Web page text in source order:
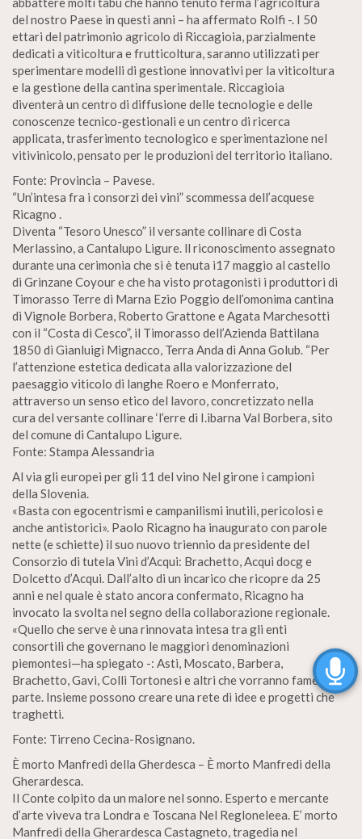
del nostro Paese in questi anni – ha affermato Rolfi -. I 50
ettari del patrimonio agricolo di Riccagioia, parzialmente
dedicati a viticoltura e frutticoltura, saranno utilizzati per
sperimentare modelli di gestione innovativi per la viticoltura
e la gestione della cantina sperimentale. Riccagioia
diventerà un centro di diffusione delle tecnologie e delle
conoscenze tecnico-gestionali e un centro di ricerca
applicata, trasferimento tecnologico e sperimentazione nel
vitivinicolo, pensato per le produzioni del territorio italiano.
Fonte: Provincia – Pavese.
“Un’intesa fra i consorzi dei vini” scommessa dell’acquese
Ricagno .
Diventa “Tesoro Unesco” il versante collinare di Costa
Merlassino, a Cantalupo Ligure. ll riconoscimento assegnato
durante una cerimonia che si è tenuta i17 maggio al castello
di Grinzane Coyour e che ha visto protagonisti i produttori di
Timorasso Terre di Marna Ezio Poggio dell’omonima cantina
di Vignole Borbera, Roberto Grattone e Agata Marchesotti
con il “Costa di Cesco”, il Timorasso dell’Azienda Battilana
1850 di Gianluigi Mignacco, Terra Anda di Anna Golub. “Per
l’attenzione estetica dedicata alla valorizzazione del
paesaggio viticolo di langhe Roero e Monferrato,
attraverso un senso etico del lavoro, concretizzato nella
cura del versante collinare ‘l’erre di I.ibarna Val Borbera, sito
del comune di Cantalupo Ligure.
Fonte: Stampa Alessandria
Al via gli europei per gli 11 del vino Nel girone i campioni
della Slovenia.
«Basta con egocentrismi e campanilismi inutili, pericolosi e
anche antistorici». Paolo Ricagno ha inaugurato con parole
nette (e schiette) il suo nuovo triennio da presidente del
Consorzio di tutela Vini d’Acqui: Brachetto, Acqui docg e
Dolcetto d’Acqui. Dall’alto di un incarico che ricopre da 25
anni e nel quale è stato ancora confermato, Ricagno ha
invocato la svolta nel segno della collaborazione regionale.
«Quello che serve è una rinnovata intesa tra gli enti
consortili che governano le maggiori denominazioni
piemontesi—ha spiegato -: Asti, Moscato, Barbera,
Brachetto, Gavi, Colli Tortonesi e altri che vorranno fame
parte. Insieme possono creare una rete di idee e progetti che
traghetti.
Fonte: Tirreno Cecina-Rosignano.
È morto Manfredi della Gherdesca – È morto Manfredi della
Gherardesca.
Il Conte colpito da un malore nel sonno. Esperto e mercante
d’arte viveva tra Londra e Toscana Nel Regloneleea. E’ morto
Manfredi della Gherardesca Castagneto, tragedia nel